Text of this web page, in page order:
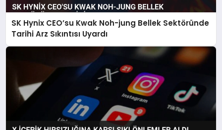
SK Hynix CEO’su Kwak Noh-jung Bellek Sektöründe
Tarihi Arz Sıkıntısı Uyardı